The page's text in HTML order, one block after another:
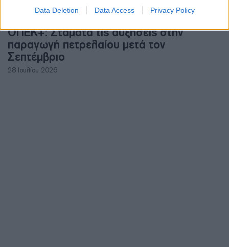
Data Deletion Data Access Privacy Policy
ΠΕΤΡΕΛΑΙΟ
ΟΠΕΚ+: Σταματά τις αυξήσεις στην
παραγωγή πετρελαίου μετά τον
Σεπτέμβριο
28 Ιουλίου 2026